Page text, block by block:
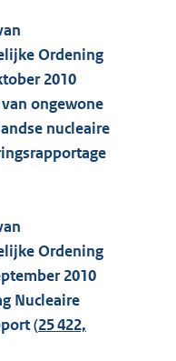
Ordening
2010
ongewone
nucleaire
Ordening
2010
Nucleaire
(25 422,